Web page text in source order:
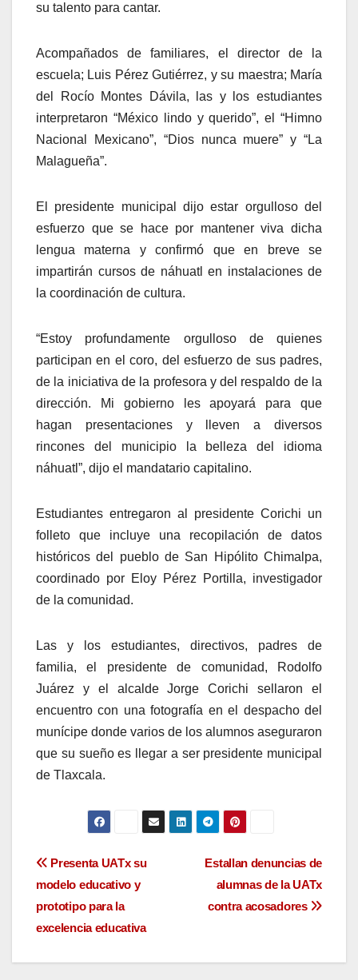
su talento para cantar.
Acompañados de familiares, el director de la
escuela; Luis Pérez Gutiérrez, y su maestra; María
del Rocío Montes Dávila, las y los estudiantes
interpretaron “México lindo y querido”, el “Himno
Nacional Mexicano”, “Dios nunca muere” y “La
Malagueña”.
El presidente municipal dijo estar orgulloso del
esfuerzo que se hace por mantener viva dicha
lengua materna y confirmó que en breve se
impartirán cursos de náhuatl en instalaciones de
la coordinación de cultura.
“Estoy profundamente orgulloso de quienes
participan en el coro, del esfuerzo de sus padres,
de la iniciativa de la profesora y del respaldo de la
dirección. Mi gobierno les apoyará para que
hagan presentaciones y lleven a diversos
rincones del municipio la belleza del idioma
náhuatl”, dijo el mandatario capitalino.
Estudiantes entregaron al presidente Corichi un
folleto que incluye una recopilación de datos
históricos del pueblo de San Hipólito Chimalpa,
coordinado por Eloy Pérez Portilla, investigador
de la comunidad.
Las y los estudiantes, directivos, padres de
familia, el presidente de comunidad, Rodolfo
Juárez y el alcalde Jorge Corichi sellaron el
encuentro con una fotografía en el despacho del
munícipe donde varios de los alumnos aseguraron
que su sueño es llegar a ser presidente municipal
de Tlaxcala.
Navegación
de
entradas
Estallan denuncias de
alumnas de la UATx
contra acosadores
Presenta UATx su
modelo educativo y
prototipo para la
excelencia educativa